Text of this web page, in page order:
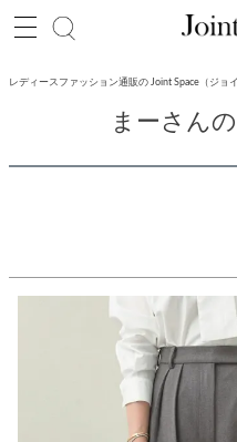
レディースファッション通販の Joint Space（ジョ
まーさん